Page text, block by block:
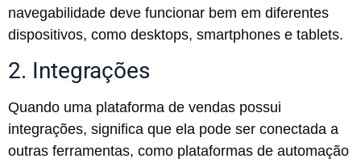
navegabilidade deve funcionar bem em diferentes
dispositivos, como desktops, smartphones e tablets.
2. Integrações
Quando uma plataforma de vendas possui
integrações, significa que ela pode ser conectada a
outras ferramentas, como plataformas de automação